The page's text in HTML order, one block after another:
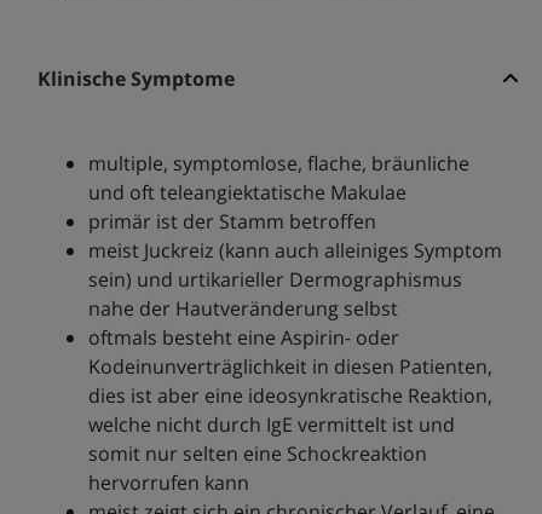
Klinische Symptome
multiple, symptomlose, flache, bräunliche
und oft teleangiektatische Makulae
primär ist der Stamm betroffen
meist Juckreiz (kann auch alleiniges Symptom
sein) und urtikarieller Dermographismus
nahe der Hautveränderung selbst
oftmals besteht eine Aspirin- oder
Kodeinunverträglichkeit in diesen Patienten,
dies ist aber eine ideosynkratische Reaktion,
welche nicht durch IgE vermittelt ist und
somit nur selten eine Schockreaktion
hervorrufen kann